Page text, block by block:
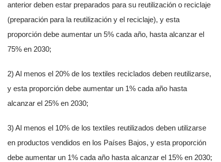
anterior deben estar preparados para su reutilización o reciclaje
(preparación para la reutilización y el reciclaje), y esta
proporción debe aumentar un 5% cada año, hasta alcanzar el
75% en 2030;
2) Al menos el 20% de los textiles reciclados deben reutilizarse,
y esta proporción debe aumentar un 1% cada año hasta
alcanzar el 25% en 2030;
3) Al menos el 10% de los textiles reutilizados deben utilizarse
en productos vendidos en los Países Bajos, y esta proporción
debe aumentar un 1% cada año hasta alcanzar el 15% en 2030;